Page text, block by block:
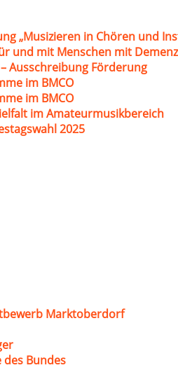
„Musizieren in Chören und
und mit Menschen mit
Ausschreibung Förderung
im BMCO
im BMCO
im Amateurmusikbereich
2025
Marktoberdorf
Bundes